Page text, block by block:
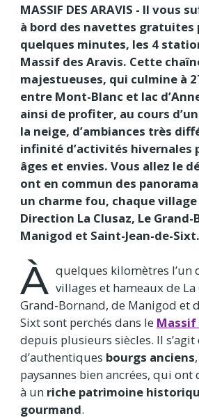
MASSIF DES ARAVIS - Il vous
à bord des navettes gratuites
quelques minutes, les 4
Massif des Aravis. Cette
majestueuses, qui culmine à
entre Mont-Blanc et lac
ainsi de profiter, au cours
la neige, d’ambiances très
infinité d’activités hivernales
âges et envies. Vous allez le
ont en commun des
un charme fou, chaque
Direction La Clusaz, Le Grand-
Manigod et Saint-Jean-de-
À quelques kilomètres l’un
villages et hameaux de La
Grand-Bornand, de Manigod et
Sixt sont perchés dans le Massif
depuis plusieurs siècles. Il s’agit
d’authentiques bourgs anciens
paysannes bien ancrées, qui ont
à un riche patrimoine
gourmand.